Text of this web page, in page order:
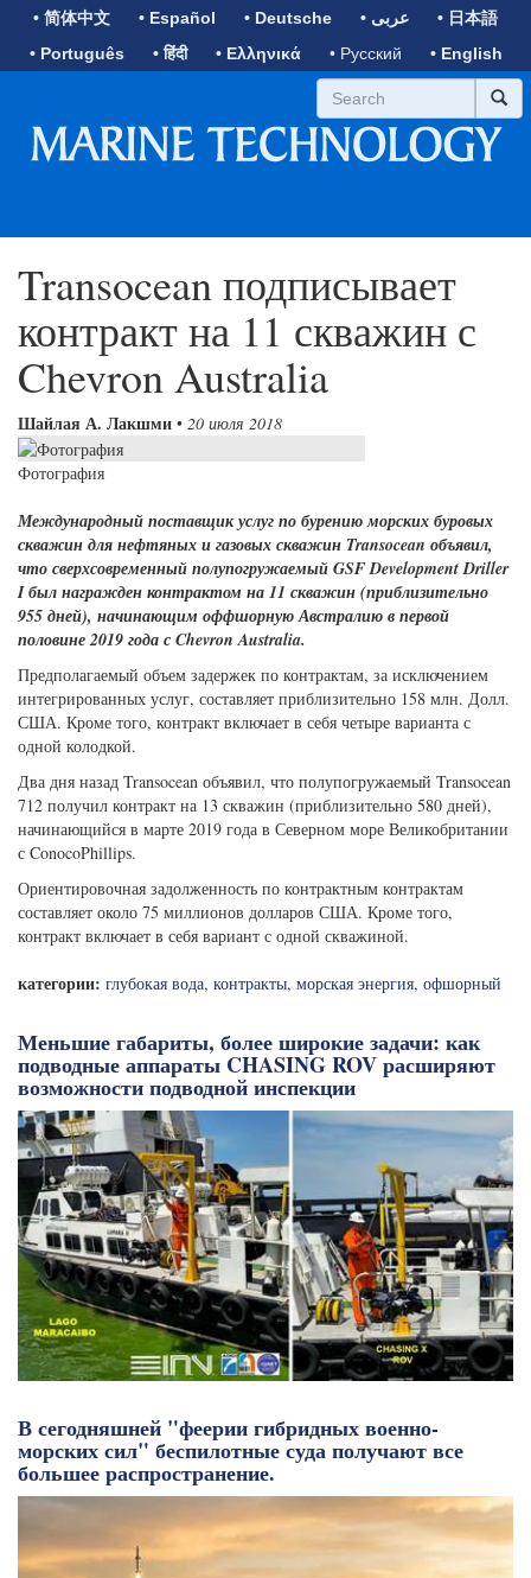
• 简体中文 • Español • Deutsche • عربى
• 日本語
• Português
• हिंदी • Ελληνικά • Русский • English
Transocean подписывает
контракт на 11 скважин с
Chevron Australia
Шайлая А. Лакшми • 20 июля 2018
Фотография
Международный поставщик услуг по бурению морских буровых
скважин для нефтяных и газовых скважин Transocean объявил,
что сверхсовременный полупогружаемый GSF Development Driller
I был награжден контрактом на 11 скважин (приблизительно
955 дней), начинающим оффшорную Австралию в первой
половине 2019 года с Chevron Australia.
Предполагаемый объем задержек по контрактам, за исключением
интегрированных услуг, составляет приблизительно 158 млн. Долл.
США. Кроме того, контракт включает в себя четыре варианта с
одной колодкой.
Два дня назад Transocean объявил, что полупогружаемый Transocean
712 получил контракт на 13 скважин (приблизительно 580 дней),
начинающийся в марте 2019 года в Северном море Великобритании
с ConocoPhillips.
Ориентировочная задолженность по контрактным контрактам
составляет около 75 миллионов долларов США. Кроме того,
контракт включает в себя вариант с одной скважиной.
категории: глубокая вода, контракты, морская энергия, офшорный
Меньшие габариты, более широкие задачи: как
подводные аппараты CHASING ROV расширяют
возможности подводной инспекции
В сегодняшней "феерии гибридных военно-
морских сил" беспилотные суда получают все
большее распространение.